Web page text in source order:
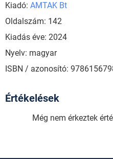
Kiadó: AMTAK Bt
Oldalszám: 142
Kiadás éve: 2024
Nyelv: magyar
ISBN / azonosító:
Értékelések
Még nem érkeztek